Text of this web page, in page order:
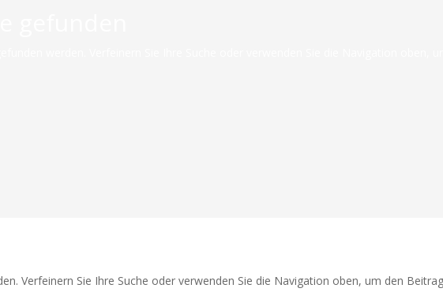
Verfeinern Sie Ihre Suche oder verwenden Sie die Navigation oben, um den